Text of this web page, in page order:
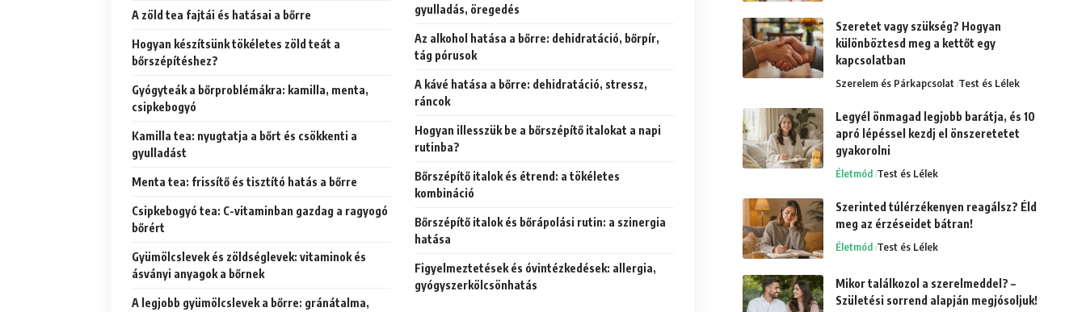
A zöld tea fajtái és hatásai a bőrre
Hogyan készítsünk tökéletes zöld teát a
bőrszépítéshez?
Gyógyteák a bőrproblémákra: kamilla, menta,
csipkebogyó
Kamilla tea: nyugtatja a bőrt és csökkenti a
gyulladást
Menta tea: frissítő és tisztító hatás a bőrre
Csipkebogyó tea: C-vitaminban gazdag a ragyogó
bőrért
Gyümölcslevek és zöldséglevek: vitaminok és
ásványi anyagok a bőrnek
A legjobb gyümölcslevek a bőrre: gránátalma,
gyulladás, öregedés
Az alkohol hatása a bőrre: dehidratáció, bőrpír,
tág pórusok
A kávé hatása a bőrre: dehidratáció, stressz,
ráncok
Hogyan illesszük be a bőrszépítő italokat a napi
rutinba?
Bőrszépítő italok és étrend: a tökéletes
kombináció
Bőrszépítő italok és bőrápolási rutin: a szinergia
hatása
Figyelmeztetések és óvintézkedések: allergia,
gyógyszerkölcsönhatás
Szeretet vagy szükség? Hogyan
különböztesd meg a kettőt egy
kapcsolatban
Szerelem és Párkapcsolat Test és Lélek
Legyél önmagad legjobb barátja, és 10
apró lépéssel kezdj el önszeretetet
gyakorolni
Életmód Test és Lélek
Szerinted túlérzékenyen reagálsz? Éld
meg az érzéseidet bátran!
Életmód Test és Lélek
Mikor találkozol a szerelmeddel? –
Születési sorrend alapján megjósoljuk!